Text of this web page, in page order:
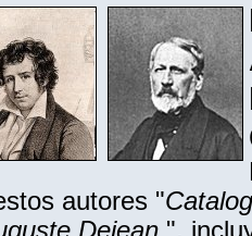
autores "